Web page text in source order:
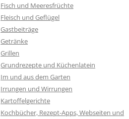
Fisch und Meeresfrüchte
Fleisch und Geflügel
Gastbeiträge
Getränke
Grillen
Grundrezepte und Küchenlatein
Im und aus dem Garten
Irrungen und Wirrungen
Kartoffelgerichte
Kochbücher, Rezept-Apps, Webseiten und